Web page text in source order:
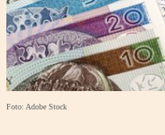
Foto: Adobe Stock